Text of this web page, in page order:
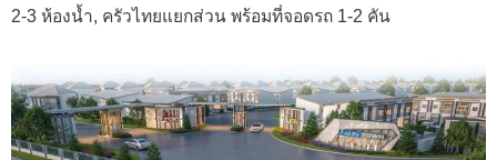
2-3 ห้องน้ำ, ครัวไทยแยกส่วน พร้อมที่จอดรถ 1-2 คัน